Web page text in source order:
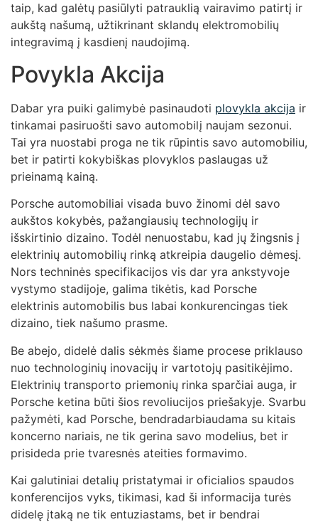
taip, kad galėtų pasiūlyti patrauklią vairavimo patirtį ir
aukštą našumą, užtikrinant sklandų elektromobilių
integravimą į kasdienį naudojimą.
Povykla Akcija
Dabar yra puiki galimybė pasinaudoti plovykla akcija ir
tinkamai pasiruošti savo automobilį naujam sezonui.
Tai yra nuostabi proga ne tik rūpintis savo automobiliu,
bet ir patirti kokybiškas plovyklos paslaugas už
prieinamą kainą.
Porsche automobiliai visada buvo žinomi dėl savo
aukštos kokybės, pažangiausių technologijų ir
išskirtinio dizaino. Todėl nenuostabu, kad jų žingsnis į
elektrinių automobilių rinką atkreipia daugelio dėmesį.
Nors techninės specifikacijos vis dar yra ankstyvoje
vystymo stadijoje, galima tikėtis, kad Porsche
elektrinis automobilis bus labai konkurencingas tiek
dizaino, tiek našumo prasme.
Be abejo, didelė dalis sėkmės šiame procese priklauso
nuo technologinių inovacijų ir vartotojų pasitikėjimo.
Elektrinių transporto priemonių rinka sparčiai auga, ir
Porsche ketina būti šios revoliucijos priešakyje. Svarbu
pažymėti, kad Porsche, bendradarbiaudama su kitais
koncerno nariais, ne tik gerina savo modelius, bet ir
prisideda prie tvaresnės ateities formavimo.
Kai galutiniai detalių pristatymai ir oficialios spaudos
konferencijos vyks, tikimasi, kad ši informacija turės
didelę įtaką ne tik entuziastams, bet ir bendrai